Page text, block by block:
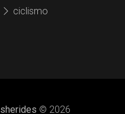
ciclismo
sherides © 2026